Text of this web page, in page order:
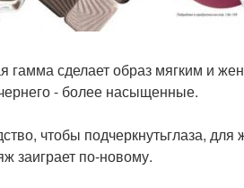
гамма сделает образ мягким и
- более насыщенные.
чтобы подчеркнутьглаза,
заиграет по-новому.